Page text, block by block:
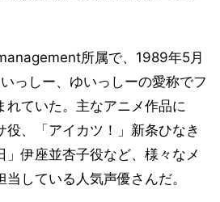
所属で、1989年5月
っしー、ゆいっしーの愛称でフ
れていた。主なアニメ作品に
役、「アイカツ！」新条ひなき
」伊座並杏子役など、様々なメ
している人気声優さんだ。